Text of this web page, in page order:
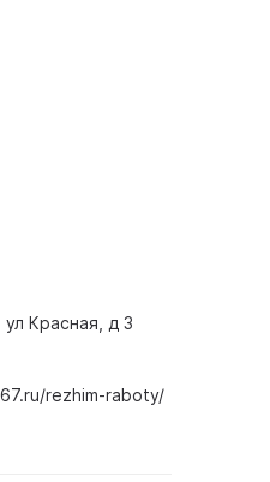
Красная, д 3
rezhim-raboty/